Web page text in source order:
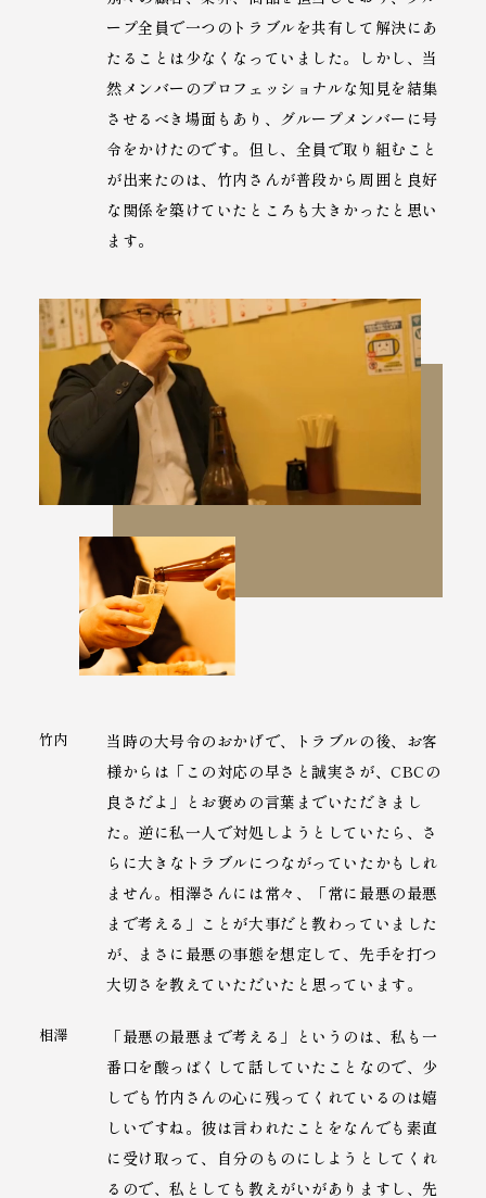
ープ全員で一つのトラブルを共有して解決にあ
たることは少なくなっていました。しかし、当
然メンバーのプロフェッショナルな知見を結集
させるべき場面もあり、グループメンバーに号
令をかけたのです。但し、全員で取り組むこと
が出来たのは、竹内さんが普段から周囲と良好
な関係を築けていたところも大きかったと思い
ます。
竹内
当時の大号令のおかげで、トラブルの後、お客
様からは「この対応の早さと誠実さが、CBCの
良さだよ」とお褒めの言葉までいただきまし
た。逆に私一人で対処しようとしていたら、さ
らに大きなトラブルにつながっていたかもしれ
ません。相澤さんには常々、「常に最悪の最悪
まで考える」ことが大事だと教わっていました
が、まさに最悪の事態を想定して、先手を打つ
大切さを教えていただいたと思っています。
相澤
「最悪の最悪まで考える」というのは、私も一
番口を酸っぱくして話していたことなので、少
しでも竹内さんの心に残ってくれているのは嬉
しいですね。彼は言われたことをなんでも素直
に受け取って、自分のものにしようとしてくれ
るので、私としても教えがいがありますし、先